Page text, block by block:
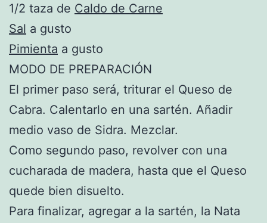
1/2 taza de Caldo de Carne
Sal a gusto
Pimienta a gusto
MODO DE PREPARACIÓN
El primer paso será, triturar el Queso de
Cabra. Calentarlo en una sartén. Añadir
medio vaso de Sidra. Mezclar.
Como segundo paso, revolver con una
cucharada de madera, hasta que el Queso
quede bien disuelto.
Para finalizar, agregar a la sartén, la Nata